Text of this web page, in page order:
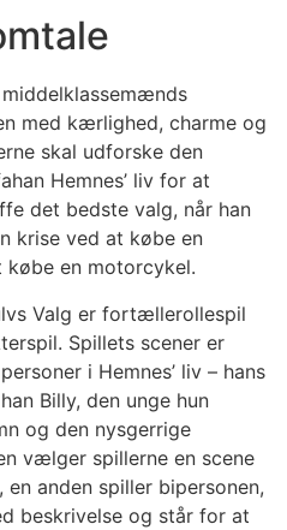
med kærlighed, charme og
skal udforske den
Hemnes’ liv for at
det bedste valg, når han
krise ved at købe en
en motorcykel.
Valg er fortællerollespil
Spillets scener er
i Hemnes’ liv – hans
Billy, den unge hun
og den nysgerrige
vælger spillerne en scene
anden spiller bipersonen,
beskrivelse og står for at